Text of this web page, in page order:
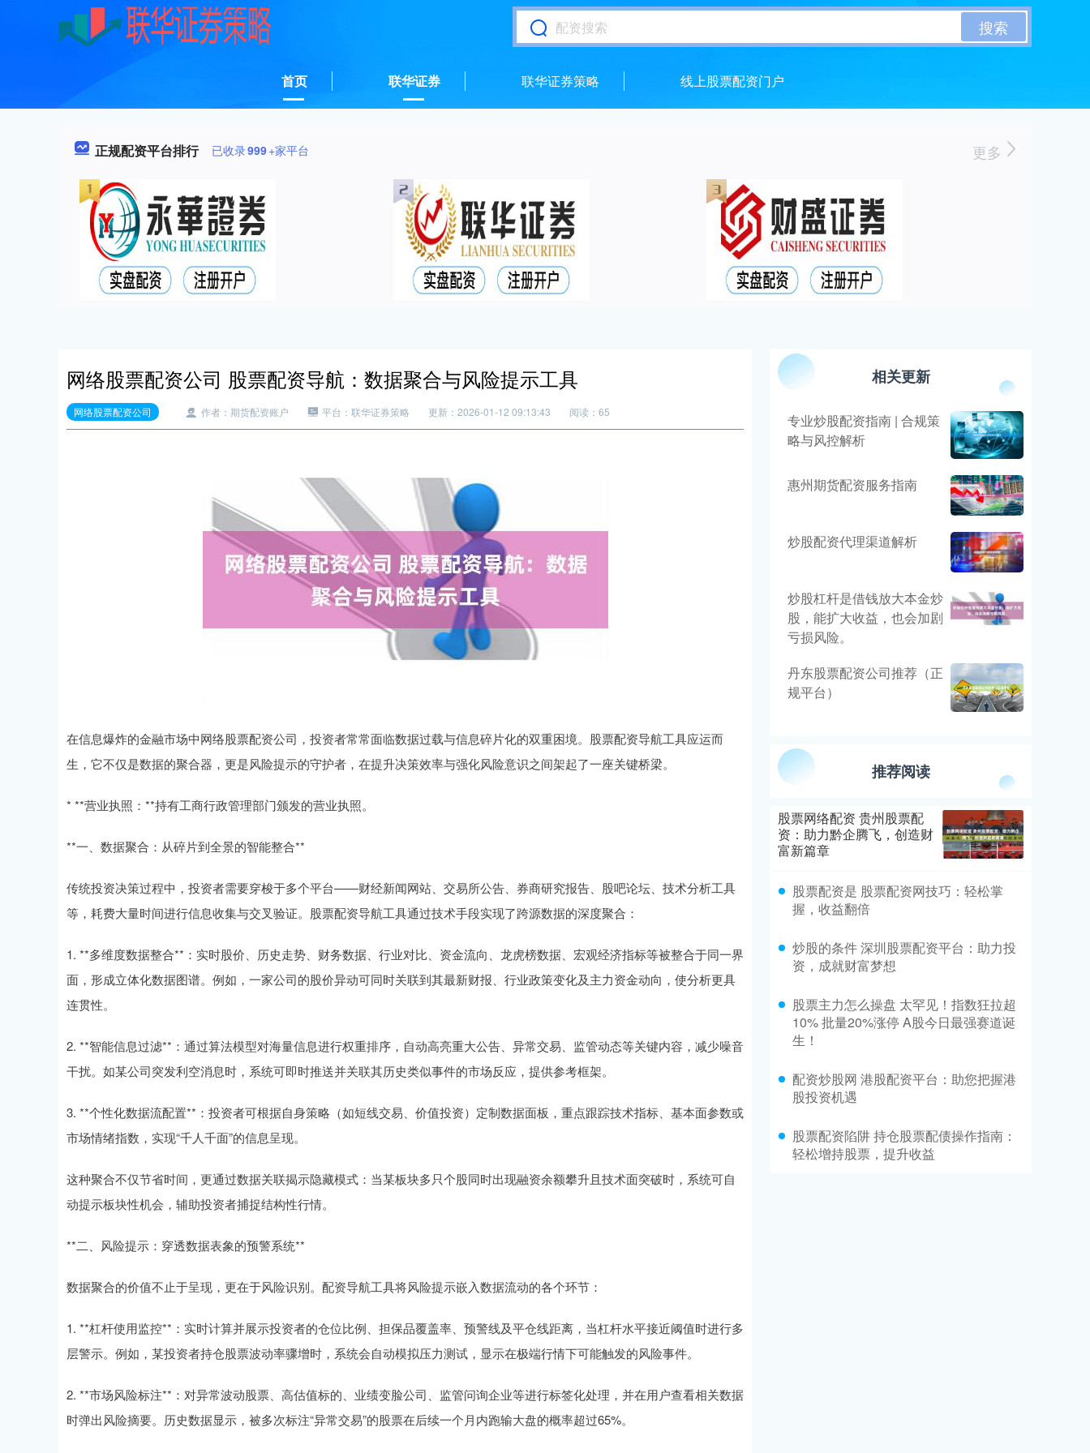
搜索
首页 联华证券 联华证券策略 线上股票配资门户
正规配资平台排行 已收录999+家平台 更多
网络股票配资公司 股票配资导航：数据聚合与风险提示工具
网络股票配资公司 作者：期货配资账户 平台：联华证券策略 更新：2026-01-12 09:13:43 阅读：65
在信息爆炸的金融市场中网络股票配资公司，投资者常常面临数据过载与信息碎片化的双重困境。股票配资导航工具应运而
生，它不仅是数据的聚合器，更是风险提示的守护者，在提升决策效率与强化风险意识之间架起了一座关键桥梁。
* **营业执照：**持有工商行政管理部门颁发的营业执照。
**一、数据聚合：从碎片到全景的智能整合**
传统投资决策过程中，投资者需要穿梭于多个平台——财经新闻网站、交易所公告、券商研究报告、股吧论坛、技术分析工具
等，耗费大量时间进行信息收集与交叉验证。股票配资导航工具通过技术手段实现了跨源数据的深度聚合：
1. **多维度数据整合**：实时股价、历史走势、财务数据、行业对比、资金流向、龙虎榜数据、宏观经济指标等被整合于同一界
面，形成立体化数据图谱。例如，一家公司的股价异动可同时关联到其最新财报、行业政策变化及主力资金动向，使分析更具
连贯性。
2. **智能信息过滤**：通过算法模型对海量信息进行权重排序，自动高亮重大公告、异常交易、监管动态等关键内容，减少噪音
干扰。如某公司突发利空消息时，系统可即时推送并关联其历史类似事件的市场反应，提供参考框架。
3. **个性化数据流配置**：投资者可根据自身策略（如短线交易、价值投资）定制数据面板，重点跟踪技术指标、基本面参数或
市场情绪指数，实现“千人千面”的信息呈现。
这种聚合不仅节省时间，更通过数据关联揭示隐藏模式：当某板块多只个股同时出现融资余额攀升且技术面突破时，系统可自
动提示板块性机会，辅助投资者捕捉结构性行情。
**二、风险提示：穿透数据表象的预警系统**
数据聚合的价值不止于呈现，更在于风险识别。配资导航工具将风险提示嵌入数据流动的各个环节：
1. **杠杆使用监控**：实时计算并展示投资者的仓位比例、担保品覆盖率、预警线及平仓线距离，当杠杆水平接近阈值时进行多
层警示。例如，某投资者持仓股票波动率骤增时，系统会自动模拟压力测试，显示在极端行情下可能触发的风险事件。
2. **市场风险标注**：对异常波动股票、高估值标的、业绩变脸公司、监管问询企业等进行标签化处理，并在用户查看相关数据
时弹出风险摘要。历史数据显示，被多次标注“异常交易”的股票在后续一个月内跑输大盘的概率超过65%。
相关更新
专业炒股配资指南 | 合规策
略与风控解析
惠州期货配资服务指南
炒股配资代理渠道解析
炒股杠杆是借钱放大本金炒
股，能扩大收益，也会加剧
亏损风险。
丹东股票配资公司推荐（正
规平台）
推荐阅读
股票网络配资 贵州股票配
资：助力黔企腾飞，创造财
富新篇章
股票配资是 股票配资网技巧：轻松掌
握，收益翻倍
炒股的条件 深圳股票配资平台：助力投
资，成就财富梦想
股票主力怎么操盘 太罕见！指数狂拉超
10% 批量20%涨停 A股今日最强赛道诞
生！
配资炒股网 港股配资平台：助您把握港
股投资机遇
股票配资陷阱 持仓股票配债操作指南：
轻松增持股票，提升收益